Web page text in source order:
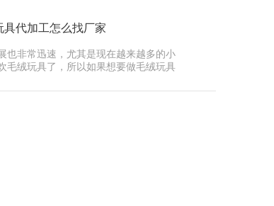
具代加工怎么找厂家
也非常迅速，尤其是现在越来越多的小
毛绒玩具了，所以如果想要做毛绒玩具